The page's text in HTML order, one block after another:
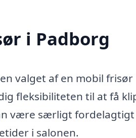
i Padborg
valget af en mobil frisør
fleksibiliteten til at få
være særligt
i salonen.